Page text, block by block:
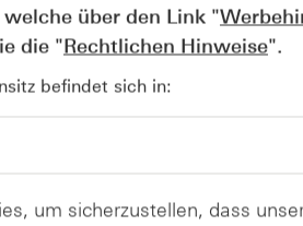
Hier besonders
mehrmals angemahnte
Verbraucherpreisindex (HVPI)
sein. Das wichtigste Ereignis
des Fed-Sitzungsprotokoll
Investoren besonders wichtig ist
ihrer Meinung nach der
auf
über den Link "
die "Rechtlichen Hinweise".
befindet sich in:
um sicherzustellen, dass